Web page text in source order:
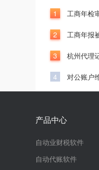
1 工商年检
2 工商年报
3 杭州代理
4 对公账户
产品中心
自动业财税软件
自动代账软件